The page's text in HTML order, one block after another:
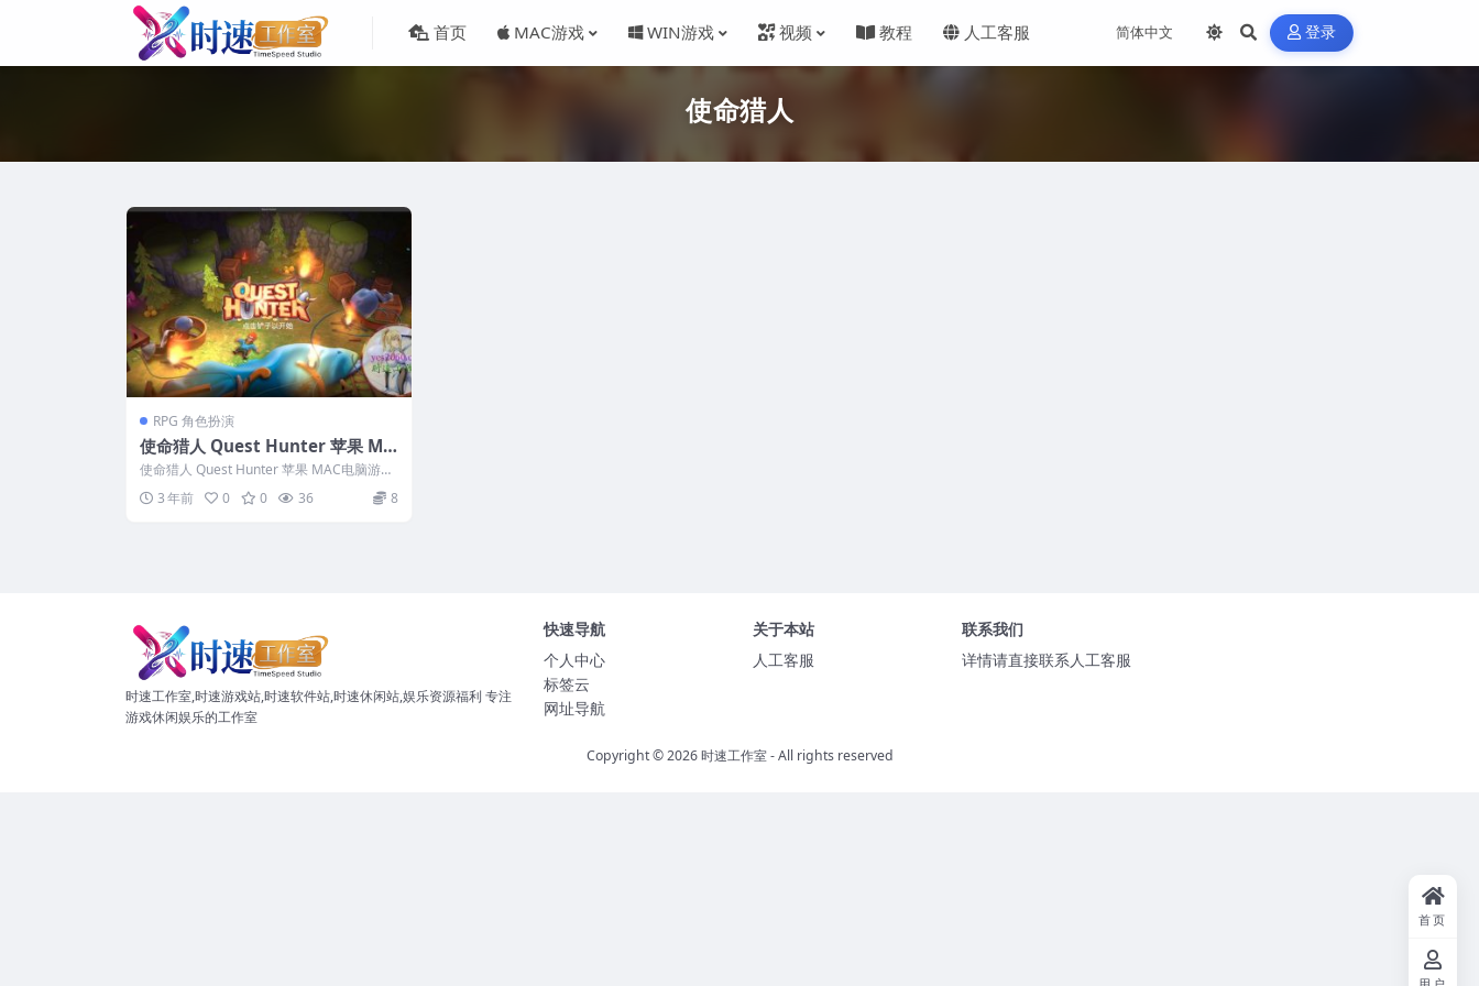
首页 MAC游戏 WIN游戏 视频 教程 人工客服 登录
使命猎人
RPG 角色扮演
使命猎人 Quest Hunter 苹果 MA
C电脑游戏 原生中文版
使命猎人 Quest Hunter 苹果 MAC电脑游戏
3 年前 0 0 36 8
时速工作室,时速游戏站,时速软件站,时速休闲站,娱乐资源福利 专注
游戏休闲娱乐的工作室
快速导航
个人中心
标签云
网址导航
关于本站
人工客服
联系我们
详情请直接联系人工客服
Copyright © 2026时速工作室- All rights reserved
首页